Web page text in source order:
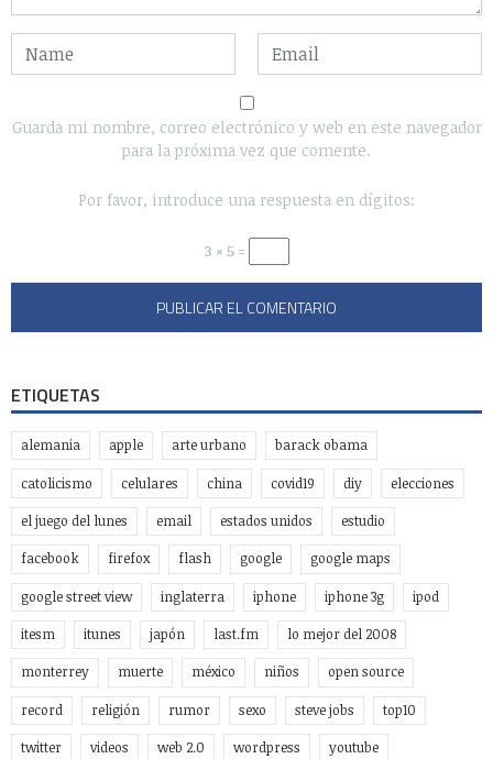
Guarda mi nombre, correo electrónico y web en este navegador
para la próxima vez que comente.
Por favor, introduce una respuesta en dígitos:
3 × 5 =
ETIQUETAS
alemania apple arte urbano barack obama
catolicismo celulares china covid19 diy elecciones
el juego del lunes email estados unidos estudio
facebook firefox flash google google maps
google street view inglaterra iphone iphone 3g ipod
itesm itunes japón last.fm lo mejor del 2008
monterrey muerte méxico niños open source
record religión rumor sexo steve jobs top10
twitter videos web 2.0 wordpress youtube